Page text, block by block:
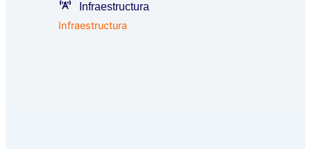
Infraestructura
Infraestructura